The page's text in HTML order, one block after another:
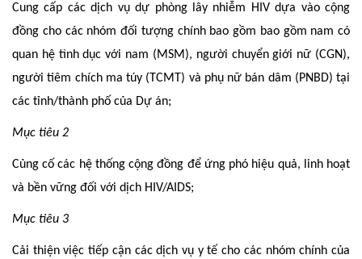
Cung cấp các dịch vụ dự phòng lây nhiễm HIV dựa vào cộng
đồng cho các nhóm đối tượng chính bao gồm bao gồm nam có
quan hệ tình dục với nam (MSM), người chuyển giới nữ (CGN),
người tiêm chích ma túy (TCMT) và phụ nữ bán dâm (PNBD) tại
các tỉnh/thành phố của Dự án;
Mục tiêu 2
Củng cố các hệ thống cộng đồng để ứng phó hiệu quả, linh hoạt
và bền vững đối với dịch HIV/AIDS;
Mục tiêu 3
Cải thiện việc tiếp cận các dịch vụ y tế cho các nhóm chính của